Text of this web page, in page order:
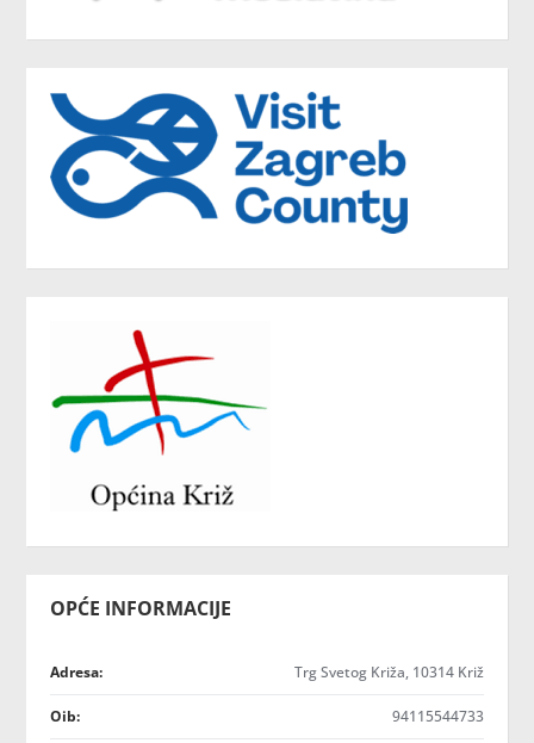
OPĆE INFORMACIJE
Adresa: Trg Svetog Križa, 10314 Križ
Oib: 94115544733